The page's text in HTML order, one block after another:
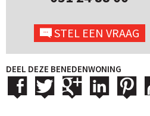
STEL EEN VRAAG
DEEL DEZE BENEDENWONING